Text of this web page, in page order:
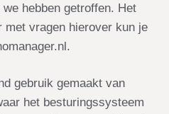
hebben getroffen. Het
met vragen hierover kun je
gebruik gemaakt van
het besturingssysteem